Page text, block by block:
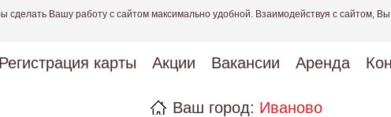
сделать Вашу работу с сайтом максимально удобной. Взаимодействуя с сайтом,
Регистрация карты Акции Вакансии Аренда
Ваш город: Иваново